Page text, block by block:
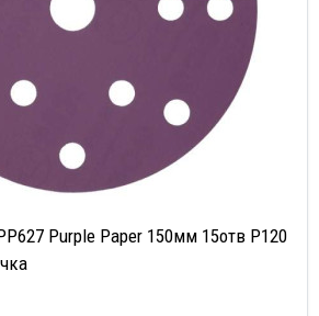
Purple Paper 150мм 15отв Р120